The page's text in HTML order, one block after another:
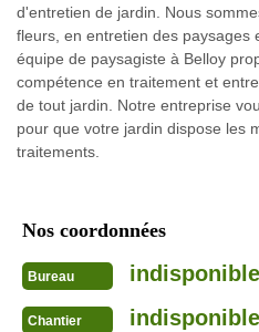
d'entretien de jardin. Nous
fleurs, en entretien des paysages
équipe de paysagiste à Belloy
compétence en traitement et
de tout jardin. Notre entreprise
pour que votre jardin dispose les
traitements.
Nos coordonnées
Bureau indisponible
Chantier indisponible